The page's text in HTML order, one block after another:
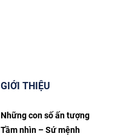
GIỚI THIỆU
Những con số ấn tượng
Tầm nhìn – Sứ mệnh